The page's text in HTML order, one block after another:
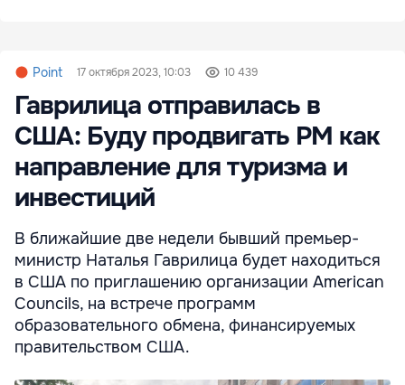
Point 17 октября 2023, 10:03 10 439
Гаврилица отправилась в
США: Буду продвигать РМ как
направление для туризма и
инвестиций
В ближайшие две недели бывший премьер-
министр Наталья Гаврилица будет находиться
в США по приглашению организации American
Councils, на встрече программ
образовательного обмена, финансируемых
правительством США.